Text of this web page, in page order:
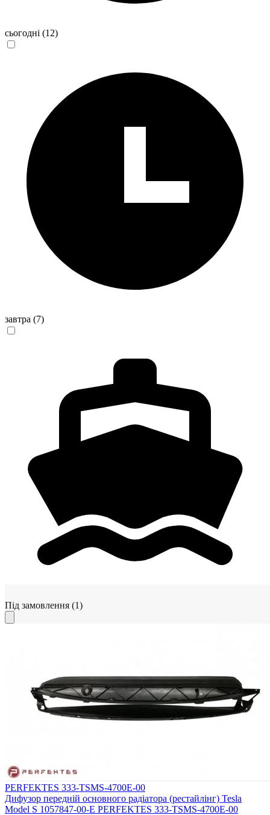
сьогодні (12)
завтра (7)
Під замовлення (1)
PERFEKTES 333-TSMS-4700E-00
Дифузор передній основного радіатора (рестайлінг) Tesla
Model S 1057847-00-E PERFEKTES 333-TSMS-4700E-00